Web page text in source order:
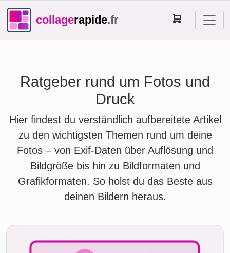
collagerapide.fr
Ratgeber rund um Fotos und
Druck
Hier findest du verständlich aufbereitete Artikel
zu den wichtigsten Themen rund um deine
Fotos – von Exif-Daten über Auflösung und
Bildgröße bis hin zu Bildformaten und
Grafikformaten. So holst du das Beste aus
deinen Bildern heraus.